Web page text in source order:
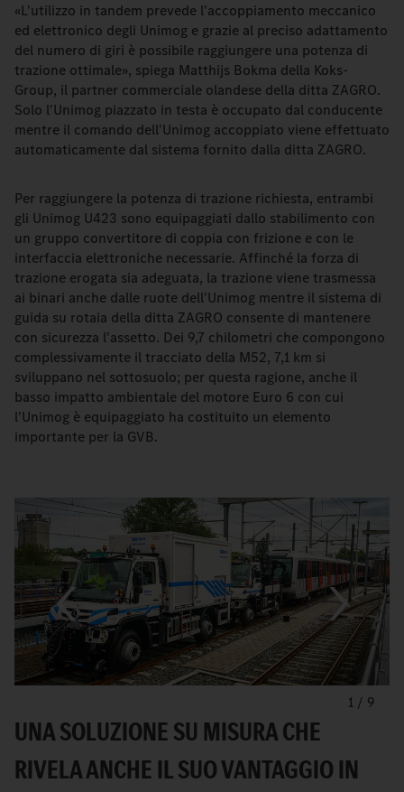
«L'utilizzo in tandem prevede l'accoppiamento meccanico
ed elettronico degli Unimog e grazie al preciso adattamento
del numero di giri è possibile raggiungere una potenza di
trazione ottimale», spiega Matthijs Bokma della Koks-
Group, il partner commerciale olandese della ditta ZAGRO.
Solo l'Unimog piazzato in testa è occupato dal conducente
mentre il comando dell'Unimog accoppiato viene effettuato
automaticamente dal sistema fornito dalla ditta ZAGRO.
Per raggiungere la potenza di trazione richiesta, entrambi
gli Unimog U423 sono equipaggiati dallo stabilimento con
un gruppo convertitore di coppia con frizione e con le
interfaccia elettroniche necessarie. Affinché la forza di
trazione erogata sia adeguata, la trazione viene trasmessa
ai binari anche dalle ruote dell'Unimog mentre il sistema di
guida su rotaia della ditta ZAGRO consente di mantenere
con sicurezza l'assetto. Dei 9,7 chilometri che compongono
complessivamente il tracciato della M52, 7,1 km si
sviluppano nel sottosuolo; per questa ragione, anche il
basso impatto ambientale del motore Euro 6 con cui
l'Unimog è equipaggiato ha costituito un elemento
importante per la GVB.
1 / 9
UNA SOLUZIONE SU MISURA CHE
RIVELA ANCHE IL SUO VANTAGGIO IN